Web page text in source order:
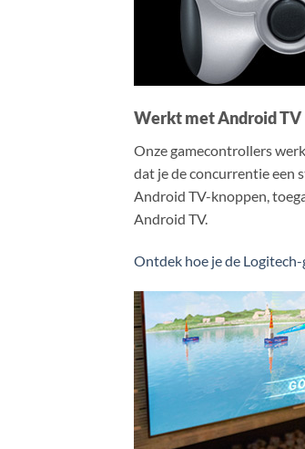
Werkt met Android TV
Onze gamecontrollers
dat je de concurrentie een
Android TV-knoppen,
Android TV.
Ontdek hoe je de